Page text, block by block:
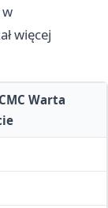
więcej
Warta